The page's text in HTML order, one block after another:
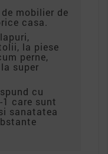
mobilier de
casa.
la piese
perne,
super
cu
care sunt
sanatatea